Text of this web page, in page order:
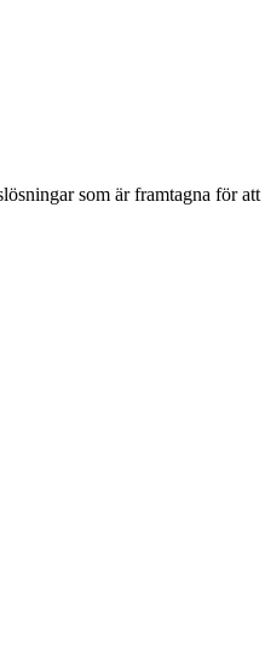
som är framtagna för